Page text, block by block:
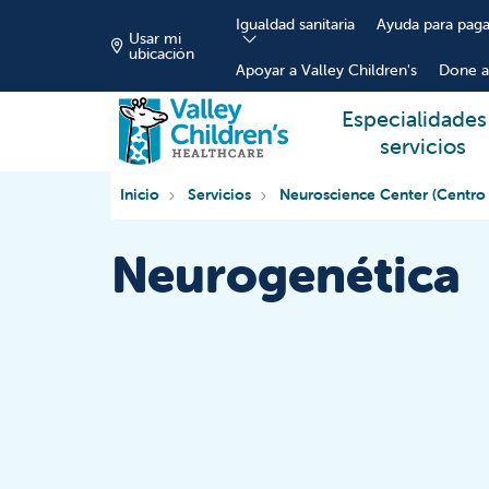
Usar mi
ubicación
Igualdad sanitaria Ayuda para
Apoyar a Valley Children's Done
servicios
Inicio Servicios Neuroscience Center
Neurogenética